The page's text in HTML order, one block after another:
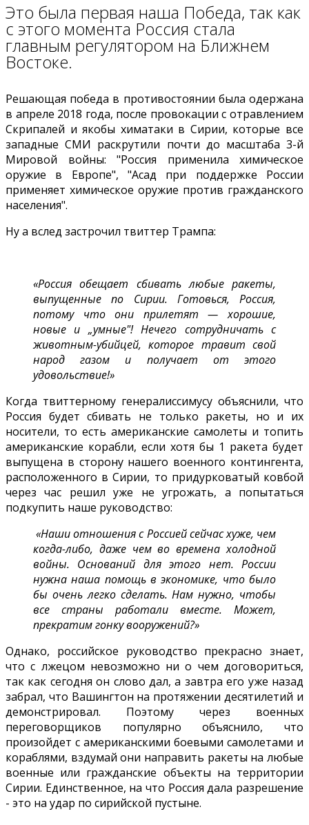
Это была первая наша Победа, так как
с этого момента Россия стала
главным регулятором на Ближнем
Востоке.
Решающая победа в противостоянии была одержана
в апреле 2018 года, после провокации с отравлением
Скрипалей и якобы химатаки в Сирии, которые все
западные СМИ раскрутили почти до масштаба 3-й
Мировой войны: "Россия применила химическое
оружие в Европе", "Асад при поддержке России
применяет химическое оружие против гражданского
населения".
Ну а вслед застрочил твиттер Трампа:
«Россия обещает сбивать любые ракеты,
выпущенные по Сирии. Готовься, Россия,
потому что они прилетят — хорошие,
новые и „умные"! Нечего сотрудничать с
животным-убийцей, которое травит свой
народ газом и получает от этого
удовольствие!»
Когда твиттерному генералиссимусу объяснили, что
Россия будет сбивать не только ракеты, но и их
носители, то есть американские самолеты и топить
американские корабли, если хотя бы 1 ракета будет
выпущена в сторону нашего военного контингента,
расположенного в Сирии, то придурковатый ковбой
через час решил уже не угрожать, а попытаться
подкупить наше руководство:
«Наши отношения с Россией сейчас хуже, чем
когда-либо, даже чем во времена холодной
войны. Оснований для этого нет. России
нужна наша помощь в экономике, что было
бы очень легко сделать. Нам нужно, чтобы
все страны работали вместе. Может,
прекратим гонку вооружений?»
Однако, российское руководство прекрасно знает,
что с лжецом невозможно ни о чем договориться,
так как сегодня он слово дал, а завтра его уже назад
забрал, что Вашингтон на протяжении десятилетий и
демонстрировал. Поэтому через военных
переговорщиков популярно объяснило, что
произойдет с американскими боевыми самолетами и
кораблями, вздумай они направить ракеты на любые
военные или гражданские объекты на территории
Сирии. Единственное, на что Россия дала разрешение
- это на удар по сирийской пустыне.